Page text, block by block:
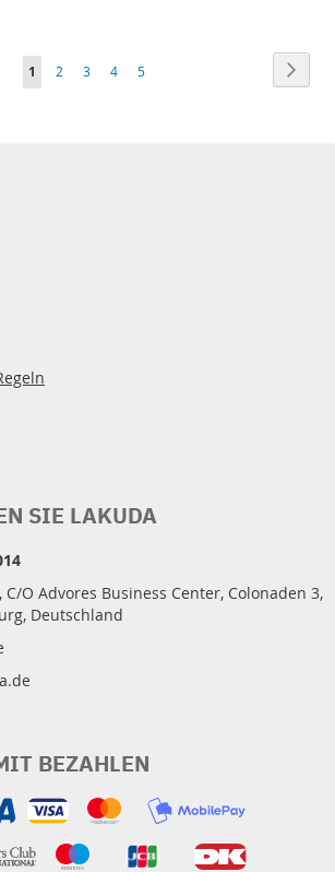
Sie
1 Seite
2 Seite
3 Seite
4 Seite
5
BEZAHLEN
SIE LAKUDA
C/O Advores Business Center, Colonaden 3,
Deutschland